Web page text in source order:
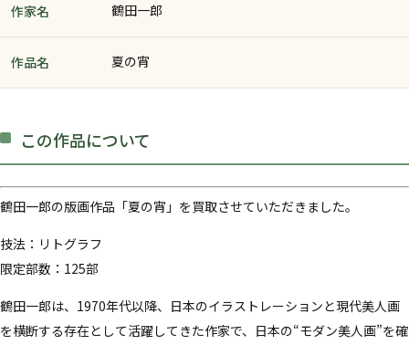
作家名 鶴田一郎
作品名 夏の宵
この作品について
鶴田一郎の版画作品「夏の宵」を買取させていただきました。
技法：リトグラフ
限定部数：125部
鶴田一郎は、1970年代以降、日本のイラストレーションと現代美人画
を横断する存在として活躍してきた作家で、日本の“モダン美人画”を確